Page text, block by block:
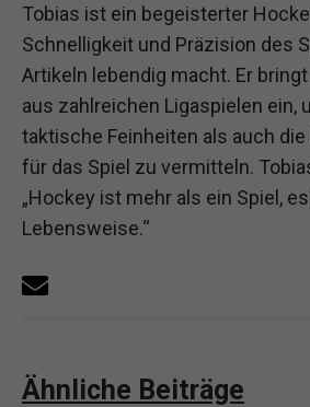
Tobias ist ein begeisterter
Schnelligkeit und Präzision des
Artikeln lebendig macht. Er
aus zahlreichen Ligaspielen ein,
taktische Feinheiten als auch
für das Spiel zu vermitteln.
„Hockey ist mehr als ein Spiel,
Lebensweise.“
Ähnliche Beiträge